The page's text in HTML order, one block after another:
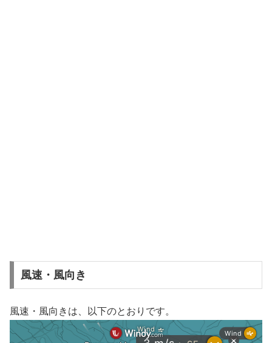
風速・風向き
風速・風向きは、以下のとおりです。